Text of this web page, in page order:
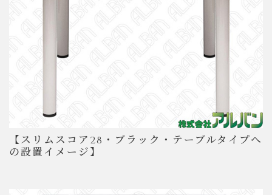
【スリムスコア28・ブラック・テーブルタイプへ
の設置イメージ】